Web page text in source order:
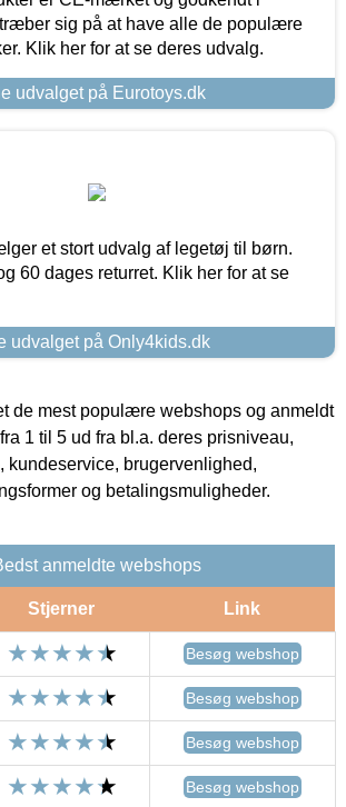
sig på at have alle de populære
Klik her for at se deres udvalg.
udvalget på Eurotoys.dk
et stort udvalg af legetøj til børn.
60 dages returret. Klik her for at se
udvalget på Only4kids.dk
de mest populære webshops og anmeldt
1 til 5 ud fra bl.a. deres prisniveau,
kundeservice, brugervenlighed,
og betalingsmuligheder.
anmeldte webshops
Stjerner Link
Besøg webshop
Besøg webshop
Besøg webshop
Besøg webshop